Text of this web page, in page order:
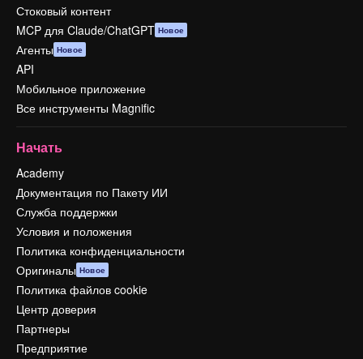
Стоковый контент
MCP для Claude/ChatGPT Новое
Агенты Новое
API
Мобильное приложение
Все инструменты Magnific
Начать
Academy
Документация по Пакету ИИ
Служба поддержки
Условия и положения
Политика конфиденциальности
Оригиналы Новое
Политика файлов cookie
Центр доверия
Партнеры
Предприятие